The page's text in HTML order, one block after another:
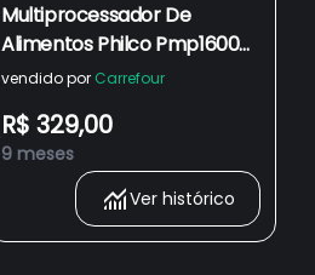
Multiprocessador De
Alimentos Philco Pmp1600p
9 Em 1 Com 2 Velocidades +
vendido por Carrefour
R$ 329,00
9 meses
Ver histórico